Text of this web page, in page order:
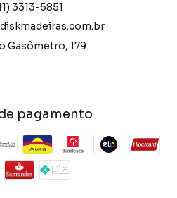
3313-5851
Gasômetro, 179
pagamento